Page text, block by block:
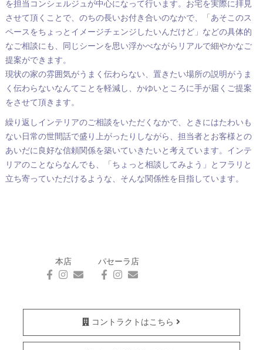
を担当コンシェルジュが中心になって行います。お宅を実際に拝見
させて頂くことで、のちの長いお付き合いのなかで、「あそこのス
ペースをちょっとイメージチェンジしたいんだけど」などの具体的
なご相談にも、同じシーンを思い浮かべながらリアルで細やかなご
提案ができます。
現状の家の雰囲気がうまく伝わらない、置きたい場所の説明がうま
く伝わらないなんてことを軽減し、かゆいところに手が届くご提案
をさせて頂きます。
繰り返しインテリアのご相談をいただくなかで、ときにはたわいも
ない日常の世間話で盛り上がったりしながら、担当者とお客様との
あいだに良好な信頼関係を築いていきたいと考えています。インテ
リアのことならなんでも、「ちょっと相談してみよう」とフラリと
立ち寄っていただけるような、そんな関係性を目指しています。
本店 パセーラ店
コントラクトはこちら